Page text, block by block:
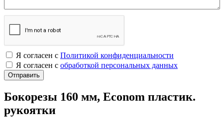
Я согласен с Политикой конфиденциальности
Я согласен с обработкой персональных данных
Бокорезы 160 мм, Econom пластик.
рукоятки